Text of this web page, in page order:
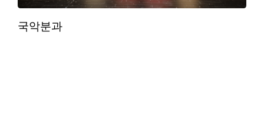
국악분과